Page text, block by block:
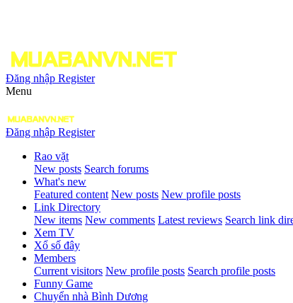
Đăng nhập Register
Menu
Đăng nhập Register
Rao vặt
New posts Search forums
What's new
Featured content New posts New profile posts
Link Directory
New items New comments Latest reviews Search link
Xem TV
Xổ số đây
Members
Current visitors New profile posts Search profile posts
Funny Game
Chuyển nhà Bình Dương